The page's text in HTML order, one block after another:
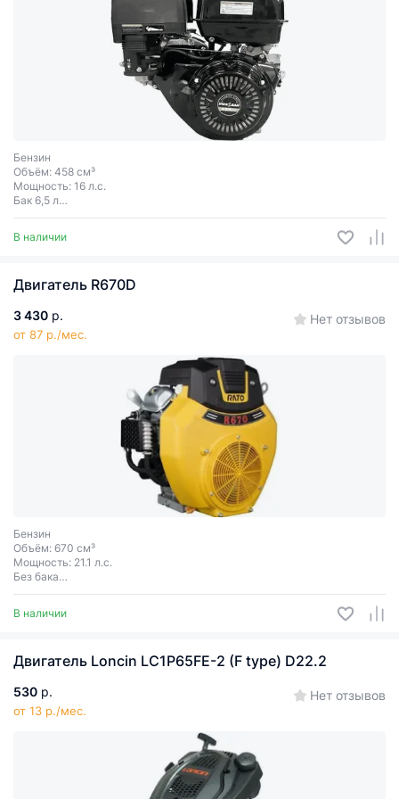
Бензин
Объём: 458 см³
Мощность: 16 л.с.
Бак 6,5 л
Ручной запуск
В наличии
Двигатель R670D
3 430 р.
от 87 р./мес.
Нет отзывов
Бензин
Объём: 670 см³
Мощность: 21.1 л.с.
Без бака
Электростартер
Диаметр вала 25.4 мм
В наличии
Двигатель Loncin LC1P65FE-2 (F type) D22.2
530 р.
от 13 р./мес.
Нет отзывов